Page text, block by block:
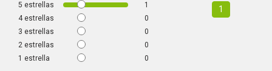
5 estrellas
1
4 estrellas
0
3 estrellas
0
2 estrellas
0
1 estrella 0
1